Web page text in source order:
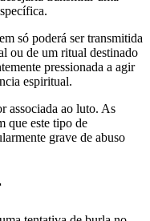
só poderá ser transmitida
ou de um ritual destinado
pressionada a agir
espiritual.
associada ao luto. As
que este tipo de
grave de abuso